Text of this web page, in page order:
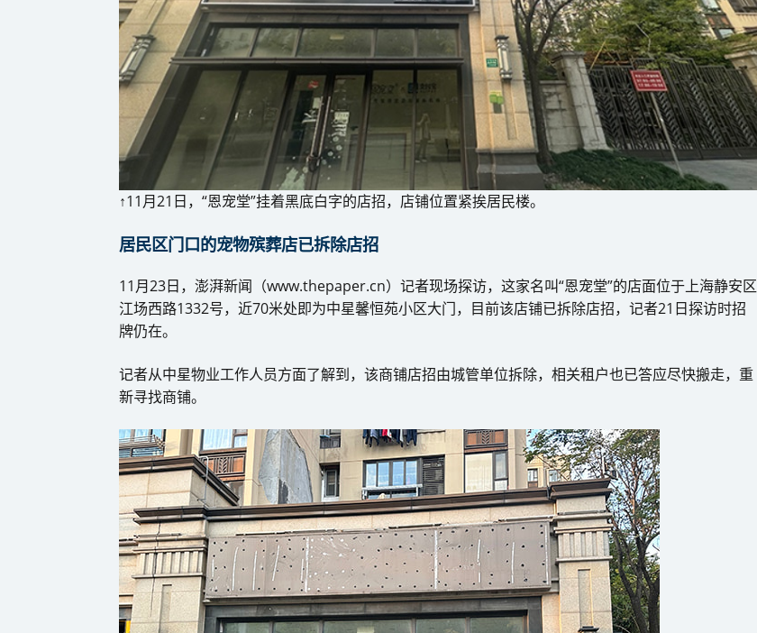
↑11月21日，“恩宠堂”挂着黑底白字的店招，店铺位置紧挨居民楼。
居民区门口的宠物殡葬店已拆除店招
11月23日，澎湃新闻（www.thepaper.cn）记者现场探访，这家名叫“恩宠堂”的店面位于上海静安区
江场西路1332号，近70米处即为中星馨恒苑小区大门，目前该店铺已拆除店招，记者21日探访时招
牌仍在。
记者从中星物业工作人员方面了解到，该商铺店招由城管单位拆除，相关租户也已答应尽快搬走，重
新寻找商铺。